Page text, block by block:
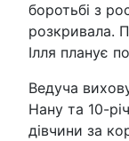
боротьбі з
розкривала.
Ілля планує
Ведуча
Нану та 10-
дівчини за